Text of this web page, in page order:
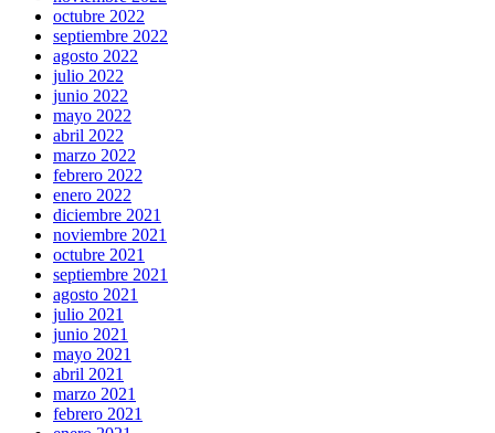
octubre 2022
septiembre 2022
agosto 2022
julio 2022
junio 2022
mayo 2022
abril 2022
marzo 2022
febrero 2022
enero 2022
diciembre 2021
noviembre 2021
octubre 2021
septiembre 2021
agosto 2021
julio 2021
junio 2021
mayo 2021
abril 2021
marzo 2021
febrero 2021